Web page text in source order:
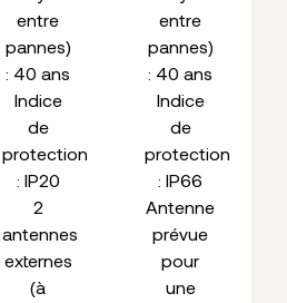
entre
pannes)
: 40 ans
Indice
de
protection
: IP20
2
antennes
externes
(à
entre
pannes)
: 40 ans
Indice
de
protection
: IP66
Antenne
prévue
pour
une